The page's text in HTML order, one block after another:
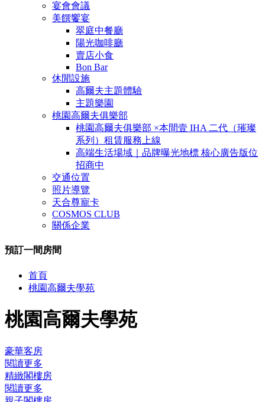
宴會會議
美饌饗宴
翠庭中餐廳
陽光咖啡廳
賣店小食
Bon Bar
休閒設施
高爾夫主題體驗
主題樂園
桃園高爾夫俱樂部
桃園高爾夫俱樂部 ×本間壹 IHA 二代（璀璨
系列）租賃服務上線
高端生活場域｜品牌曝光地標 核心廣告版位
招商中
交通位置
照片導覽
天合尊寵卡
COSMOS CLUB
關係企業
預訂一間房間
首頁
桃園高爾夫學苑
桃園高爾夫學苑
豪華客房
閱讀更多
精緻閣樓房
閱讀更多